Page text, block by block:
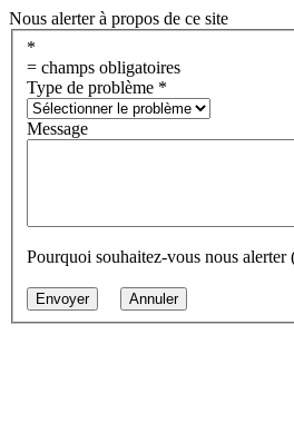
Nous alerter à propos de ce site
*
= champs obligatoires
Type de problème *
Message
Pourquoi souhaitez-vous nous